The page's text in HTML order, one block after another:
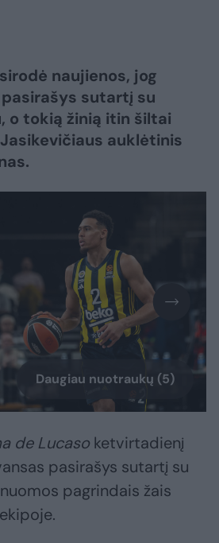
naujienos, jog
pasirašys sutartį su
o tokią žinią itin šiltai
auklėtinis
Daugiau nuotraukų (5)
de Lucaso ketvirtadienį
pasirašys sutartį su
pagrindais žais